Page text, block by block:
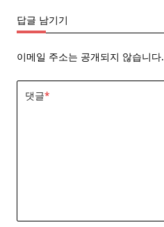
답글 남기기
이메일 주소는 공개되지 않습니다.
댓글*